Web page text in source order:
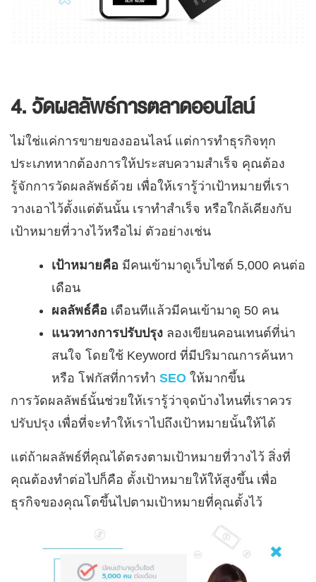
4. วัดผลลัพธ์การตลาดออนไลน์
ไม่ใช่แค่การขายของออนไลน์ แต่การทำธุรกิจทุก
ประเภทหากต้องการให้ประสบความสำเร็จ คุณต้อง
รู้จักการวัดผลลัพธ์ด้วย เพื่อให้เรารู้ว่าเป้าหมายที่เรา
วางเอาไว้ตั้งแต่ต้นนั้น เราทำสำเร็จ หรือใกล้เคียงกับ
เป้าหมายที่วางไว้หรือไม่ ตัวอย่างเช่น
เป้าหมายคือ มีคนเข้ามาดูเว็บไซต์ 5,000 คนต่อ
เดือน
ผลลัพธ์คือ เดือนทีแล้วมีคนเข้ามาดู 50 คน
แนวทางการปรับปรุง ลองเขียนคอนเทนต์ที่น่า
สนใจ โดยใช้ Keyword ที่มีปริมาณการค้นหา
หรือ โฟกัสที่การทำ SEO ให้มากขึ้น
การวัดผลลัพธ์นั้นช่วยให้เรารู้ว่าจุดบ้างไหนที่เราควร
ปรับปรุง เพื่อที่จะทำให้เราไปถึงเป้าหมายนั้นให้ได้
แต่ถ้าผลลัพธ์ที่คุณได้ตรงตามเป้าหมายที่วางไว้ สิ่งที่
คุณต้องทำต่อไปก็คือ ตั้งเป้าหมายให้ให้สูงขึ้น เพื่อ
ธุรกิจของคุณโตขึ้นไปตามเป้าหมายที่คุณตั้งไว้